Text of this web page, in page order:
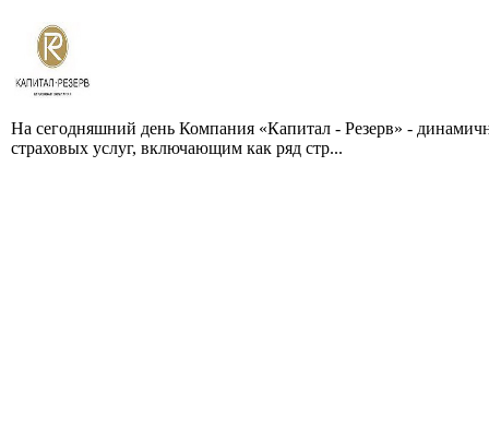
На сегодняшний день Компания «Капитал - Резерв» -
страховых услуг, включающим как ряд стр...